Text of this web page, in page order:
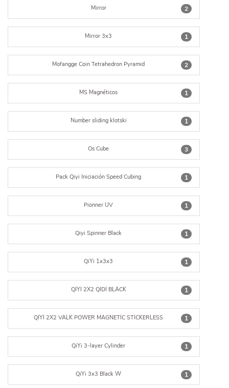
2
Mirror
1
Mirror 3x3
2
Mofangge Coin Tetrahedron Pyramid
1
MS Magnéticos
1
Number sliding klotski
3
Os Cube
1
Pack Qiyi Iniciación Speed Cubing
1
Pionner UV
1
Qiyi Spinner Black
1
QiYi 1x3x3
1
QIYI 2X2 QIDI BLACK
1
QIYI 2X2 VALK POWER MAGNETIC STICKERLESS
1
QiYi 3-layer Cylinder
1
QiYi 3x3 Black W